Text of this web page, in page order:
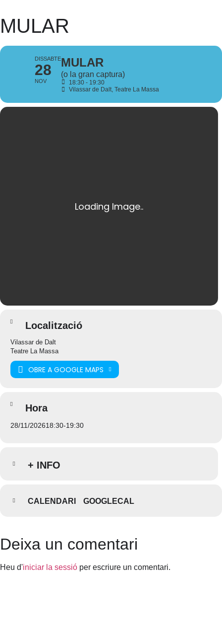
MULAR
DISSABTE
28
NOV
MULAR
(o la gran captura)
18:30 - 19:30
Vilassar de Dalt, Teatre La Massa
Localització
Vilassar de Dalt
Teatre La Massa
OBRE A GOOGLE MAPS
Hora
28/11/202618:30-19:30
+ INFO
CALENDARI GOOGLECAL
Deixa un comentari
Heu d'iniciar la sessió per escriure un comentari.